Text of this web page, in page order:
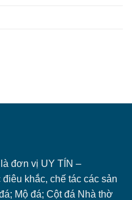
là đơn vị UY TÍN –
khắc, chế tác các sản
; Mộ đá; Cột đá Nhà thờ